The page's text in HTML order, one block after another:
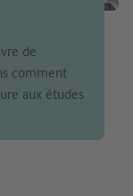
de
comment
aux études